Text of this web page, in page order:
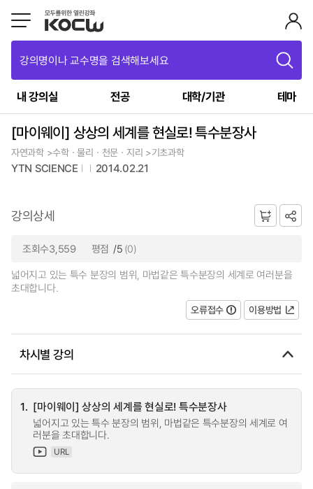
강의명이나 교수명을 검색해보세요
내 강의실 전공 대학/기관 테마
[마이웨이] 상상의 세계를 현실로! 특수분장사
자연과학 >수학ㆍ물리ㆍ천문ㆍ지리 >기초과학
YTN SCIENCE 2014.02.21
강의상세
조회수3,559 평점 /5 (0)
넓어지고 있는 특수 분장의 범위, 마법같은 특수분장의 세계로 여러분을
초대합니다.
오류접수
이용방법
차시별 강의
1. [마이웨이] 상상의 세계를 현실로! 특수분장사
넓어지고 있는 특수 분장의 범위, 마법같은 특수분장의 세계로 여
러분을 초대합니다.
URL